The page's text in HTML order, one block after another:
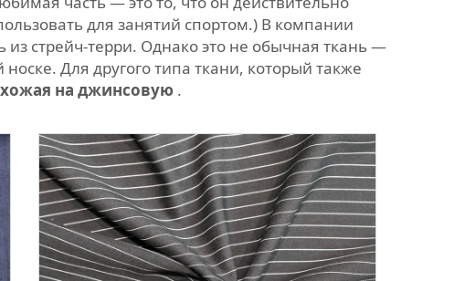
для занятий спортом.) В компании
стрейч-терри. Однако это не обычная ткань —
Для другого типа ткани, который также
на джинсовую .